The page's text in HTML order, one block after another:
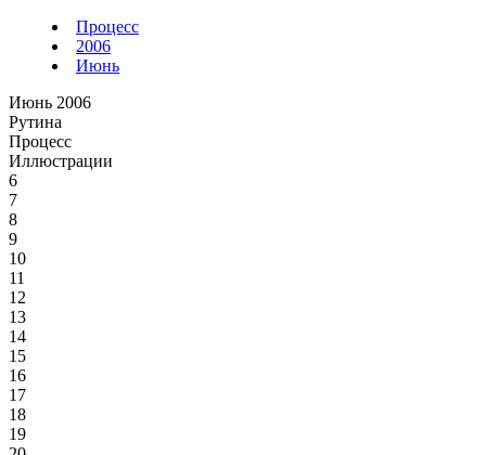
Процесс
2006
Июнь
Июнь 2006
Рутина
Процесс
Иллюстрации
6
7
8
9
10
11
12
13
14
15
16
17
18
19